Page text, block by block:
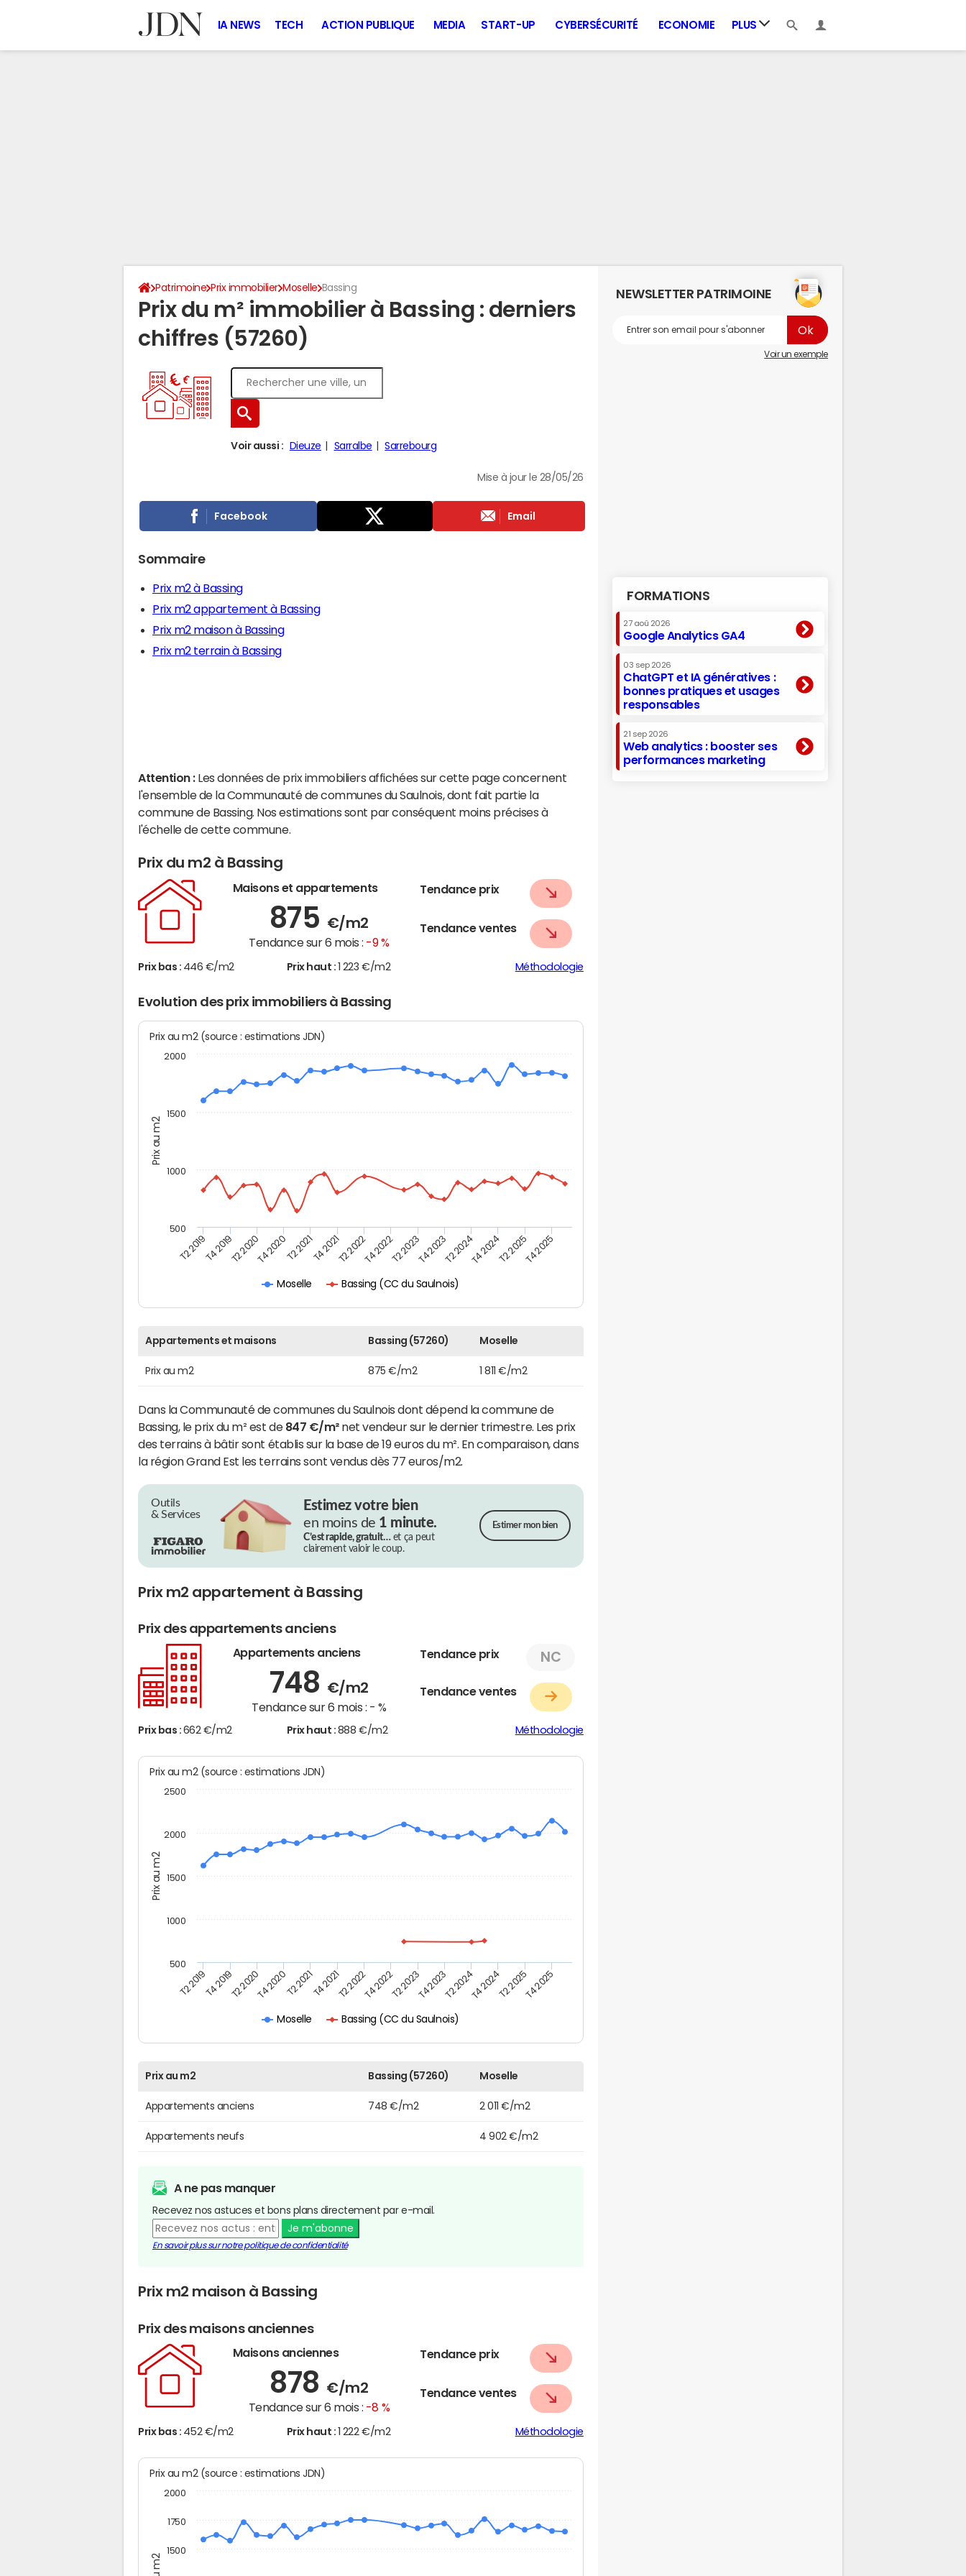
IA NEWS TECH ACTION PUBLIQUE MEDIA START-UP CYBERSÉCURITÉ ECONOMIE PLUS
Patrimoine Prix immobilier Moselle Bassing
Prix du m² immobilier à Bassing : derniers
chiffres (57260)
Voir aussi : Dieuze Sarralbe Sarrebourg
Mise à jour le 28/05/26
Facebook Email
Sommaire
Prix m2 à Bassing
Prix m2 appartement à Bassing
Prix m2 maison à Bassing
Prix m2 terrain à Bassing
Attention : Les données de prix immobiliers affichées sur cette page concernent
l'ensemble de la Communauté de communes du Saulnois, dont fait partie la
commune de Bassing. Nos estimations sont par conséquent moins précises à
l'échelle de cette commune.
Prix du m2 à Bassing
Maisons et appartements
875 €/m2
Tendance sur 6 mois : -9 %
Tendance prix
Tendance ventes
Prix bas : 446 €/m2 Prix haut : 1 223 €/m2 Méthodologie
Evolution des prix immobiliers à Bassing
Prix au m2
Prix au m2 (source : estimations JDN)
Moselle Bassing (CC du Saulnois)
T2 2019T4 2019T2 2020T4 2020T2 2021T4 2021T2 2022T4 2022T2 2023T4 2023T2 2024T4 2024T2 2025T4 2025
500
1000
1500
2000
Appartements et maisons Bassing (57260) Moselle
Prix au m2 875 €/m2 1 811 €/m2
Dans la Communauté de communes du Saulnois dont dépend la commune de
Bassing, le prix du m² est de 847 €/m²net vendeur sur le dernier trimestre. Les prix
des terrains à bâtir sont établis sur la base de 19 euros du m². En comparaison, dans
la région Grand Est les terrains sont vendus dès 77 euros/m2.
Outils
& Services
Estimez votre bien
en moins de 1 minute.
C’est rapide, gratuit…et ça peut
clairement valoir le coup.
Estimer mon bien
Prix m2 appartement à Bassing
Prix des appartements anciens
Appartements anciens
748 €/m2
Tendance sur 6 mois : - %
Tendance prix NC
Tendance ventes
Prix bas : 662 €/m2 Prix haut : 888 €/m2 Méthodologie
Prix au m2
Prix au m2 (source : estimations JDN)
Moselle Bassing (CC du Saulnois)
T2 2019T4 2019T2 2020T4 2020T2 2021T4 2021T2 2022T4 2022T2 2023T4 2023T2 2024T4 2024T2 2025T4 2025
500
1000
1500
2000
2500
Prix au m2 Bassing (57260) Moselle
Appartements anciens 748 €/m2 2 011 €/m2
Appartements neufs 4 902 €/m2
A ne pas manquer
Recevez nos astuces et bons plans directement par e-mail.
Je m'abonne
En savoir plus sur notre politique de confidentialité
Prix m2 maison à Bassing
Prix des maisons anciennes
Maisons anciennes
878 €/m2
Tendance sur 6 mois : -8 %
Tendance prix
Tendance ventes
Prix bas : 452 €/m2 Prix haut : 1 222 €/m2 Méthodologie
Prix au m2 (source : estimations JDN)
1500
1750
2000
NEWSLETTER PATRIMOINE
Voir un exemple
FORMATIONS
27 aoû 2026
Google Analytics GA4
03 sep 2026
ChatGPT et IA génératives :
bonnes pratiques et usages
responsables
21 sep 2026
Web analytics : booster ses
performances marketing